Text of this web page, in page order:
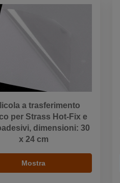
a trasferimento
per Strass Hot-Fix e
dimensioni: 30
x 24 cm
Mostra